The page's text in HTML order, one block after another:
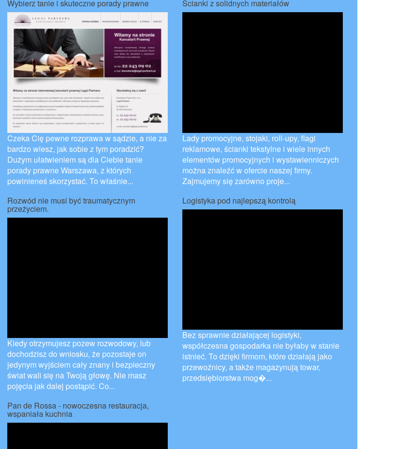
Wybierz tanie i skuteczne porady prawne
Czeka Cię pewne rozprawa w sądzie, a nie za
bardzo wiesz, jak sobie z tym poradzić?
Dużym ułatwieniem są dla Ciebie tanie
porady prawne Warszawa, z których
powinieneś skorzystać. To właśnie...
Ścianki z solidnych materiałów
Lady promocyjne, stojaki, roll-upy, flagi
reklamowe, ścianki tekstylne i wiele innych
elementów promocyjnych i wystawienniczych
można znaleźć w ofercie naszej firmy.
Zajmujemy się zarówno proje...
Rozwód nie musi być traumatycznym
przeżyciem.
Kiedy otrzymujesz pozew rozwodowy, lub
dochodzisz do wniosku, że pozostaje on
jedynym wyjściem cały znany i bezpieczny
świat wali się na Twoją głowę. Nie masz
pojęcia jak dalej postąpić. Co...
Logistyka pod najlepszą kontrolą
Bez sprawnie działającej logistyki,
współczesna gospodarka nie byłaby w stanie
istnieć. To dzięki firmom, które działają jako
przewoźnicy, a także magazynują towar,
przedsiębiorstwa mog�...
Pan de Rossa - nowoczesna restauracja,
wspaniała kuchnia